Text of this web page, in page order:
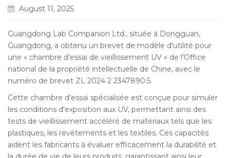
August 11, 2025
Guangdong Lab Companion Ltd., située à Dongguan,
Guangdong, a obtenu un brevet de modèle d'utilité pour
une « chambre d'essai de vieillissement UV » de l'Office
national de la propriété intellectuelle de Chine, avec le
numéro de brevet ZL 2024 2 2347890.5.
Cette chambre d'essai spécialisée est conçue pour simuler
les conditions d'exposition aux UV, permettant ainsi des
tests de vieillissement accéléré de matériaux tels que les
plastiques, les revêtements et les textiles. Ces capacités
aident les fabricants à évaluer efficacement la durabilité et